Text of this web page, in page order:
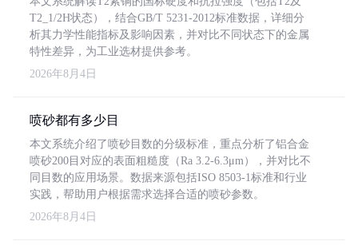
T2_1/2H状态），结合GB/T 5231-2012标准数据，详细分
析其力学性能指标及影响因素，并对比不同状态下的金属
特性差异，为工业选材提供参考。
2026年8月4日
喷砂都有多少目
本文系统介绍了喷砂目数的分级标准，重点分析了铝合金
喷砂200目对应的表面粗糙度（Ra 3.2-6.3μm），并对比不
同目数的应用场景。数据来源包括ISO 8503-1标准和行业
实践，帮助用户根据需求选择合适的喷砂参数。
2026年8月4日